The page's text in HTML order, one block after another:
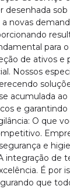
novas
para
de ativos e
Nossos
acumulada
e
O que
e
de
É por
que